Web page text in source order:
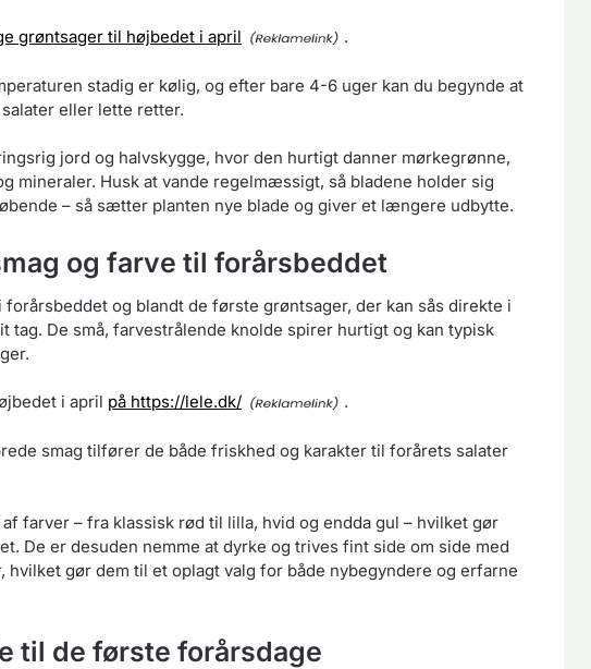
grøntsager til højbedet i april .
stadig er kølig, og efter bare 4-6 uger kan du begynde at
eller lette retter.
jord og halvskygge, hvor den hurtigt danner mørkegrønne,
mineraler. Husk at vande regelmæssigt, så bladene holder sig
– så sætter planten nye blade og giver et længere udbytte.
og farve til forårsbeddet
og blandt de første grøntsager, der kan sås direkte i
tag. De små, farvestrålende knolde spirer hurtigt og kan typisk
i april på https://lele.dk/ .
smag tilfører de både friskhed og karakter til forårets salater
farver – fra klassisk rød til lilla, hvid og endda gul – hvilket gør
De er desuden nemme at dyrke og trives fint side om side med
gør dem til et oplagt valg for både nybegyndere og erfarne
til de første forårsdage